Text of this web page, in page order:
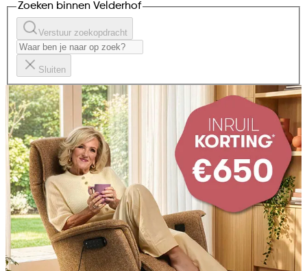
Zoeken binnen Velderhof
Verstuur zoekopdracht
Sluiten